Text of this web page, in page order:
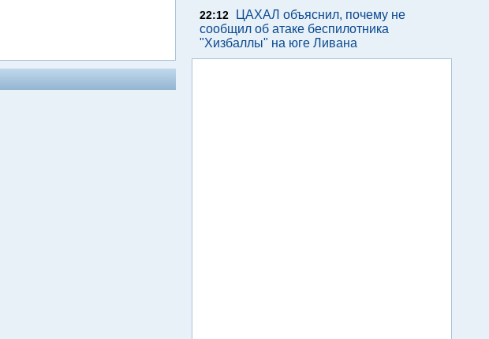
22:12
ЦАХАЛ объяснил, почему не
сообщил об атаке беспилотника
"Хизбаллы" на юге Ливана